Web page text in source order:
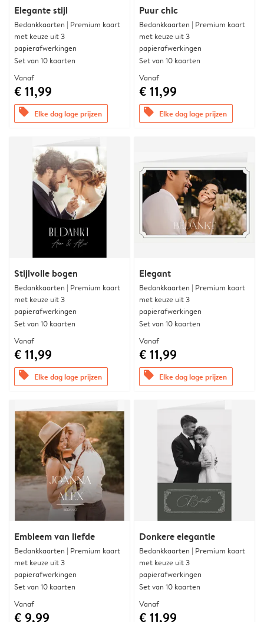
Elegante stijl
Bedankkaarten | Premium kaart
met keuze uit 3
papierafwerkingen
Set van 10 kaarten
Vanaf
€ 11,99
offers Elke dag lage prijzen
Puur chic
Bedankkaarten | Premium kaart
met keuze uit 3
papierafwerkingen
Set van 10 kaarten
Vanaf
€ 11,99
offers Elke dag lage prijzen
Stijlvolle bogen
Bedankkaarten | Premium kaart
met keuze uit 3
papierafwerkingen
Set van 10 kaarten
Vanaf
€ 11,99
offers Elke dag lage prijzen
Elegant
Bedankkaarten | Premium kaart
met keuze uit 3
papierafwerkingen
Set van 10 kaarten
Vanaf
€ 11,99
offers Elke dag lage prijzen
Embleem van liefde
Bedankkaarten | Premium kaart
met keuze uit 3
papierafwerkingen
Set van 10 kaarten
Vanaf
€ 9,99
Donkere elegantie
Bedankkaarten | Premium kaart
met keuze uit 3
papierafwerkingen
Set van 10 kaarten
Vanaf
€ 11,99